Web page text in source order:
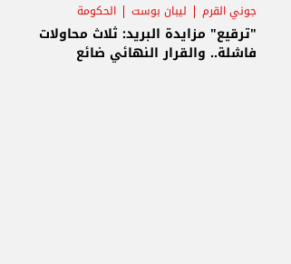
جوني القرم ليبان بوست الحكومة
"ترقيع" مزايدة البريد: ثلاث محاولات
فاشلة.. والقرار النهائي ضائع